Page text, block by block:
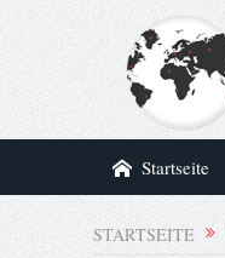
Startseite
STARTSEITE